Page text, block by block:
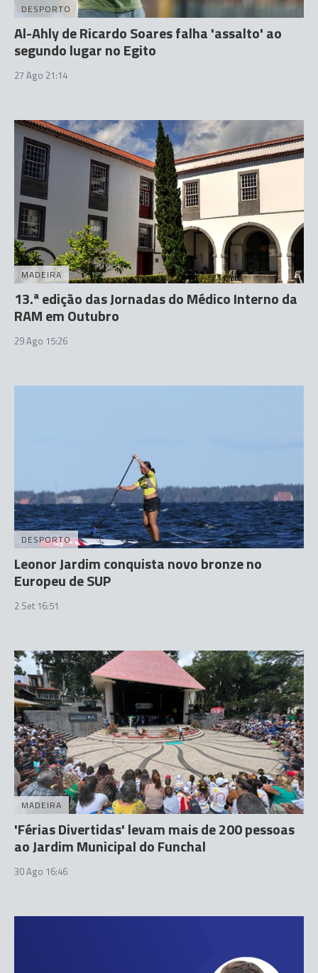
DESPORTO
Al-Ahly de Ricardo Soares falha 'assalto' ao
segundo lugar no Egito
27 Ago 21:14
MADEIRA
13.ª edição das Jornadas do Médico Interno da
RAM em Outubro
29 Ago 15:26
DESPORTO
Leonor Jardim conquista novo bronze no
Europeu de SUP
2 Set 16:51
MADEIRA
'Férias Divertidas' levam mais de 200 pessoas
ao Jardim Municipal do Funchal
30 Ago 16:46